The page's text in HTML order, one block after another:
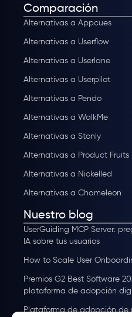
Comparación
Alternativas a Appcues
Alternativas a Userflow
Alternativas a Userlane
Alternativas a Userpilot
Alternativas a Pendo
Alternativas a WalkMe
Alternativas a Stonly
Alternativas a Product Fruits
Alternativas a Nickelled
Alternativas a Chameleon
Nuestro blog
UserGuiding MCP Server:
IA sobre tus usuarios
How to Scale User
Premios G2 Best Software
plataforma de adopción
Plataforma de adopción de